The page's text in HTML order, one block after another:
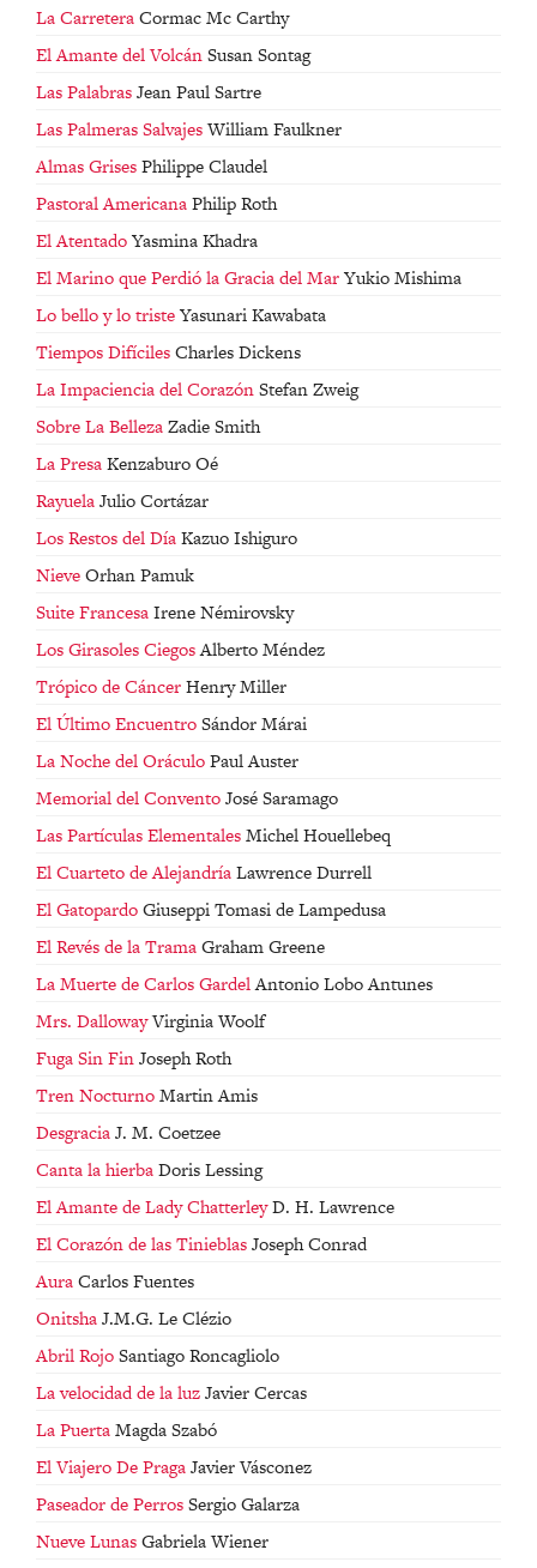
La CarreteraCormac Mc Carthy
El Amante del VolcánSusan Sontag
Las PalabrasJean Paul Sartre
Las Palmeras SalvajesWilliam Faulkner
Almas GrisesPhilippe Claudel
Pastoral AmericanaPhilip Roth
El AtentadoYasmina Khadra
El Marino que Perdió la Gracia del MarYukio Mishima
Lo bello y lo tristeYasunari Kawabata
Tiempos DifícilesCharles Dickens
La Impaciencia del CorazónStefan Zweig
Sobre La BellezaZadie Smith
La PresaKenzaburo Oé
RayuelaJulio Cortázar
Los Restos del DíaKazuo Ishiguro
NieveOrhan Pamuk
Suite FrancesaIrene Némirovsky
Los Girasoles CiegosAlberto Méndez
Trópico de CáncerHenry Miller
El Último EncuentroSándor Márai
La Noche del OráculoPaul Auster
Memorial del ConventoJosé Saramago
Las Partículas ElementalesMichel Houellebeq
El Cuarteto de AlejandríaLawrence Durrell
El GatopardoGiuseppi Tomasi de Lampedusa
El Revés de la TramaGraham Greene
La Muerte de Carlos GardelAntonio Lobo Antunes
Mrs. DallowayVirginia Woolf
Fuga Sin FinJoseph Roth
Tren NocturnoMartin Amis
DesgraciaJ. M. Coetzee
Canta la hierbaDoris Lessing
El Amante de Lady ChatterleyD. H. Lawrence
El Corazón de las TinieblasJoseph Conrad
AuraCarlos Fuentes
OnitshaJ.M.G. Le Clézio
Abril RojoSantiago Roncagliolo
La velocidad de la luzJavier Cercas
La PuertaMagda Szabó
El Viajero De PragaJavier Vásconez
Paseador de PerrosSergio Galarza
Nueve LunasGabriela Wiener